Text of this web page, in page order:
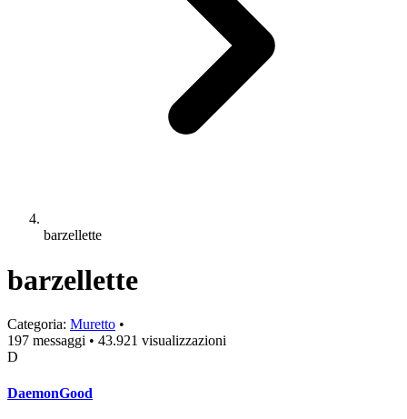
barzellette
barzellette
Categoria: Muretto •
197 messaggi • 43.921 visualizzazioni
D
DaemonGood